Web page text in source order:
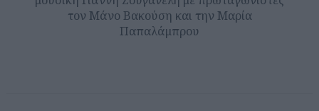
τον Μάνο Βακούση και την Μαρία
Παπαλάμπρου